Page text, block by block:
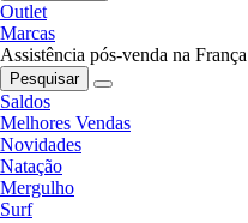
Outlet
Marcas
Assistência pós-venda na França
Pesquisar
Saldos
Melhores Vendas
Novidades
Natação
Mergulho
Surf